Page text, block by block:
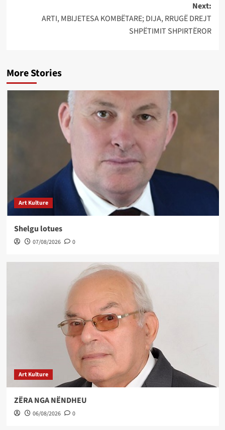
Next:
ARTI, MBIJETESA KOMBËTARE; DIJA, RRUGË DREJT
SHPËTIMIT SHPIRTËROR
More Stories
Art Kulture
Shelgu lotues
07/08/2026 0
Art Kulture
ZËRA NGA NËNDHEU
06/08/2026 0